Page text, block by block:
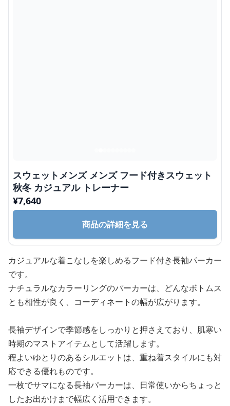
スウェットメンズ メンズ フード付きスウェット
秋冬 カジュアル トレーナー
¥7,640
商品の詳細を見る
カジュアルな着こなしを楽しめるフード付き長袖パーカー
です。
ナチュラルなカラーリングのパーカーは、どんなボトムス
とも相性が良く、コーディネートの幅が広がります。
長袖デザインで季節感をしっかりと押さえており、肌寒い
時期のマストアイテムとして活躍します。
程よいゆとりのあるシルエットは、重ね着スタイルにも対
応できる優れものです。
一枚でサマになる長袖パーカーは、日常使いからちょっと
したお出かけまで幅広く活用できます。